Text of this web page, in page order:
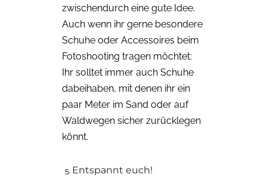
zwischendurch eine gute Idee.
Auch wenn ihr gerne besondere
Schuhe oder Accessoires beim
Fotoshooting tragen möchtet:
Ihr solltet immer auch Schuhe
dabeihaben, mit denen ihr ein
paar Meter im Sand oder auf
Waldwegen sicher zurücklegen
könnt.
Entspannt euch!